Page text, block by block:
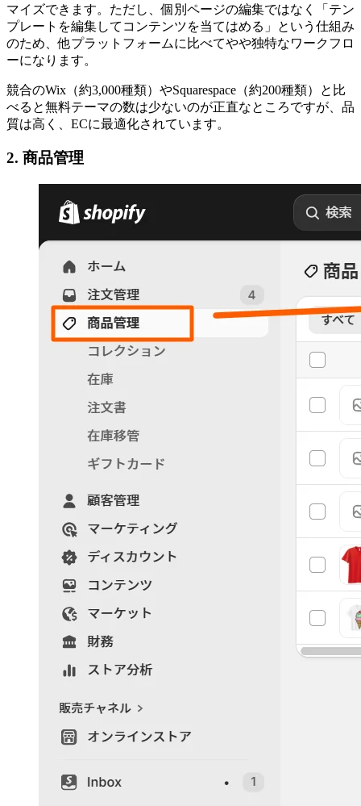
マイズできます。ただし、個別ページの編集ではなく「テン
プレートを編集してコンテンツを当てはめる」という仕組み
のため、他プラットフォームに比べてやや独特なワークフロ
ーになります。
競合のWix（約3,000種類）やSquarespace（約200種類）と比
べると無料テーマの数は少ないのが正直なところですが、品
質は高く、ECに最適化されています。
2. 商品管理